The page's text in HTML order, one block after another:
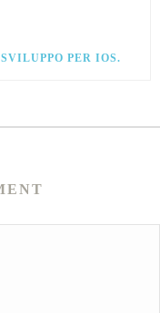
PER IOS.